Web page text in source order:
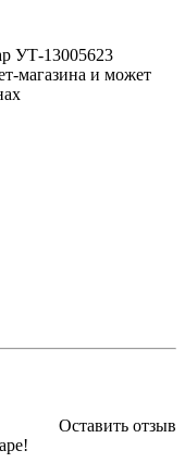
УТ-13005623
магазина и может
Оставить отзыв